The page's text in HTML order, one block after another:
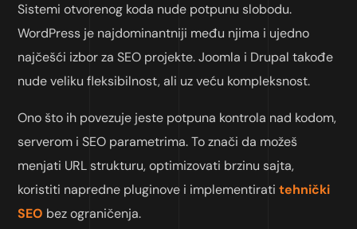
Sistemi otvorenog koda nude potpunu slobodu.
WordPress je najdominantniji među njima i ujedno
najčešći izbor za SEO projekte. Joomla i Drupal takođe
nude veliku fleksibilnost, ali uz veću kompleksnost.
Ono što ih povezuje jeste potpuna kontrola nad kodom,
serverom i SEO parametrima. To znači da možeš
menjati URL strukturu, optimizovati brzinu sajta,
koristiti napredne pluginove i implementiratitehnički
SEO bez ograničenja.